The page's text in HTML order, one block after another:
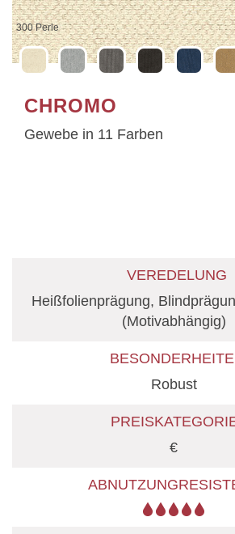
301 Silber
CHROMO
Gewebe in 11 Farben
VEREDELUNG
Heißfolienprägung,
(Motivabhängig)
Robust
€